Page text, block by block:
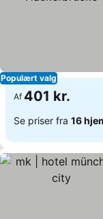
Populært valg
Af 401 kr.
Se priser fra 16